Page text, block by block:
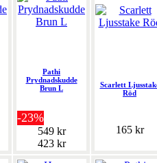
Pathi
Prydnadskudde
Brun L
-23%
549 kr
423 kr
Scarlett
Röd
165 kr